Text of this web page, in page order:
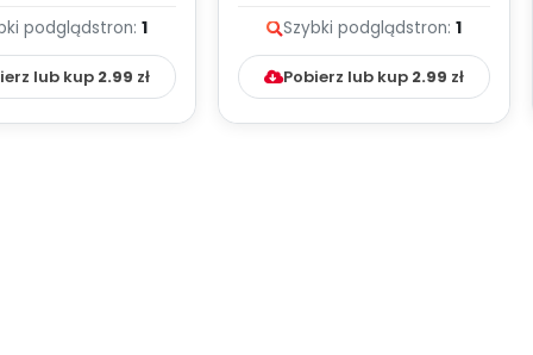
podglądstron: 1
lub kup 2.99 zł
Szybki podglądstron: 1
Pobierz lub kup 2.99 zł